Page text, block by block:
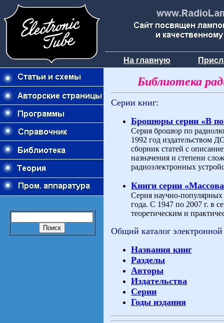
На главную
Библиотека
Серии книг:
Брошюры серии «В
Серия брошюр по
1992 год издательством
сборник статей с
назначения и степени
радиоэлектронных
Книги серии
Серия научно-
года. С 1947 по 2007 г. в
теоретическим и
Общий каталог
Названия книг
Разделы
Авторы
Издательства
Серии
Годы издания